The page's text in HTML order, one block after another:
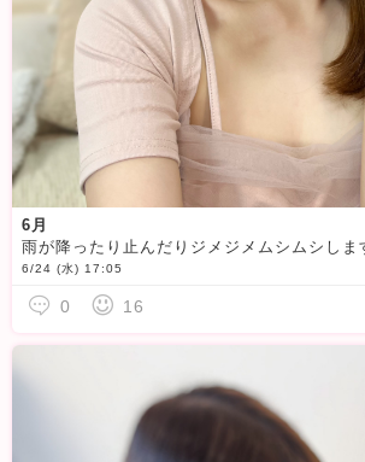
6月
雨が降ったり止んだりジメジメムシムシしま
6/24 (水) 17:05
0 16